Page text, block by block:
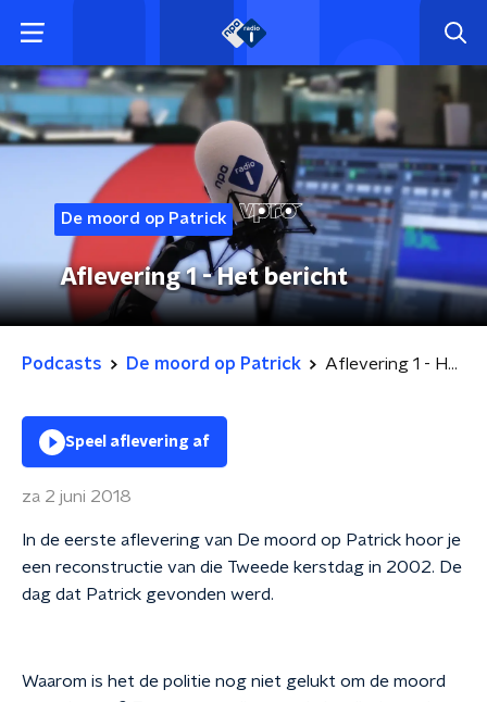
De moord op Patrick
Aflevering 1 - Het bericht
Podcasts De moord op Patrick Aflevering 1 - Het bericht
Speel aflevering af
za 2 juni 2018
In de eerste aflevering van De moord op Patrick hoor je
een reconstructie van die Tweede kerstdag in 2002. De
dag dat Patrick gevonden werd.
Waarom is het de politie nog niet gelukt om de moord